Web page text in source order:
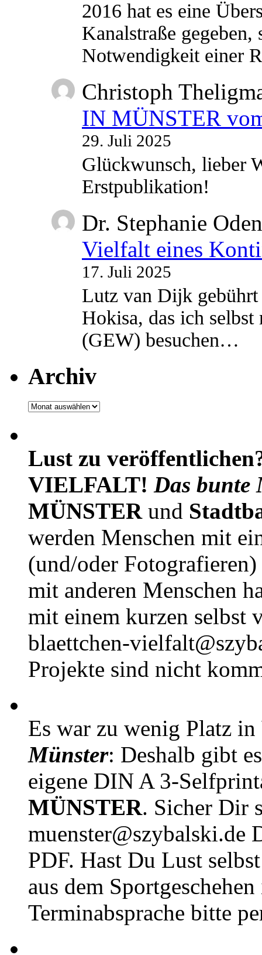
2016 hat es eine
Kanalstraße
Notwendigkeit einer
Christoph
IN MÜNSTER
29. Juli 2025
Glückwunsch, lieber
Erstpublikation!
Dr. Stephanie
Vielfalt eines
17. Juli 2025
Lutz van Dijk
Hokisa, das ich
(GEW) besuchen…
Archiv
Archiv
Lust zu
VIELFALT! Das bunte
MÜNSTERund
werden Menschen mit
(und/oder
mit anderen Menschen
mit einem kurzen selbst
blaettchen-
Projekte sind nicht
Es war zu wenig Platz in
Münster: Deshalb gibt
eigene DIN A 3-
MÜNSTER. Sicher Dir
muenster@szybalski.de
PDF. Hast Du Lust
aus dem
Terminabsprache bitte